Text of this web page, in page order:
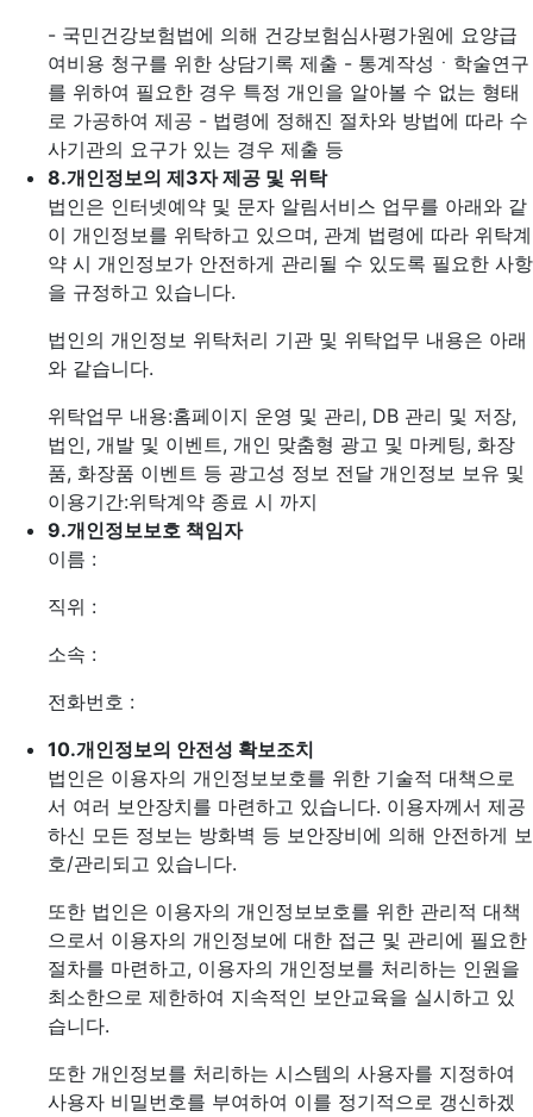
- 국민건강보험법에 의해 건강보험심사평가원에 요양급
여비용 청구를 위한 상담기록 제출 - 통계작성ㆍ학술연구
를 위하여 필요한 경우 특정 개인을 알아볼 수 없는 형태
로 가공하여 제공 - 법령에 정해진 절차와 방법에 따라 수
사기관의 요구가 있는 경우 제출 등
8.개인정보의 제3자 제공 및 위탁
법인은 인터넷예약 및 문자 알림서비스 업무를 아래와 같
이 개인정보를 위탁하고 있으며, 관계 법령에 따라 위탁계
약 시 개인정보가 안전하게 관리될 수 있도록 필요한 사항
을 규정하고 있습니다.
법인의 개인정보 위탁처리 기관 및 위탁업무 내용은 아래
와 같습니다.
위탁업무 내용:홈페이지 운영 및 관리, DB 관리 및 저장,
법인, 개발 및 이벤트, 개인 맞춤형 광고 및 마케팅, 화장
품, 화장품 이벤트 등 광고성 정보 전달 개인정보 보유 및
이용기간:위탁계약 종료 시 까지
9.개인정보보호 책임자
이름 :
직위 :
소속 :
전화번호 :
10.개인정보의 안전성 확보조치
법인은 이용자의 개인정보보호를 위한 기술적 대책으로
서 여러 보안장치를 마련하고 있습니다. 이용자께서 제공
하신 모든 정보는 방화벽 등 보안장비에 의해 안전하게 보
호/관리되고 있습니다.
또한 법인은 이용자의 개인정보보호를 위한 관리적 대책
으로서 이용자의 개인정보에 대한 접근 및 관리에 필요한
절차를 마련하고, 이용자의 개인정보를 처리하는 인원을
최소한으로 제한하여 지속적인 보안교육을 실시하고 있
습니다.
또한 개인정보를 처리하는 시스템의 사용자를 지정하여
사용자 비밀번호를 부여하여 이를 정기적으로 갱신하겠